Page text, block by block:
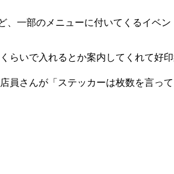
一部のメニューに付いてくるイベ
らいで入れるとか案内してくれて好印
さんが「ステッカーは枚数を言っ